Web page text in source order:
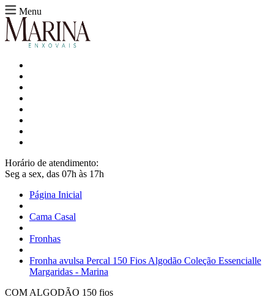
Menu
Horário de atendimento:
Seg a sex, das 07h às 17h
Página Inicial
Cama Casal
Fronhas
Fronha avulsa Percal 150 Fios Algodão Coleção Essencialle
Margaridas - Marina
COM ALGODÃO 150 fios